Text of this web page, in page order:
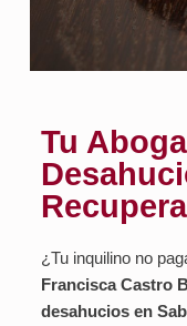
Tu
¿Tu inquilino no
Francisca Castro
desahucios en